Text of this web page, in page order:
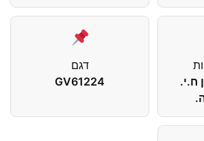
ח.י.
דגם
GV61224